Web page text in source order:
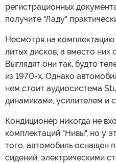
регистрационных
получите "Ладу"
Несмотря на комплектацию
литых дисков, а вместо них
Выглядят они так, будто
из 1970-х. Однако
нем стоит аудиосистема
динамиками, усилителем и
Кондиционер никогда не
комплектаций "Нивы", но у
того, автомобиль оснащен
сидений, электрическими